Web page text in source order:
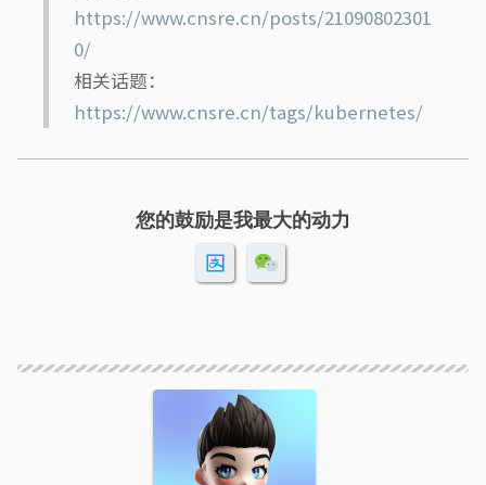
https://www.cnsre.cn/posts/21090802301
0/
相关话题：
https://www.cnsre.cn/tags/kubernetes/
您的鼓励是我最大的动力